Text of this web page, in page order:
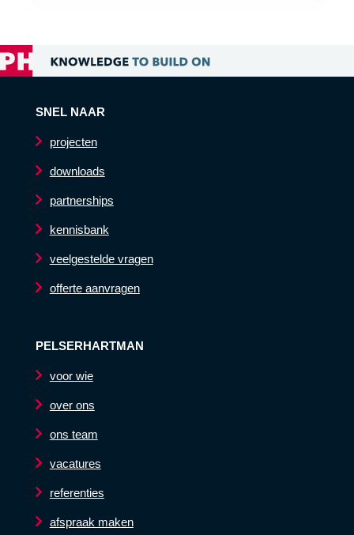
SNEL NAAR
projecten
downloads
partnerships
kennisbank
veelgestelde vragen
offerte aanvragen
PELSERHARTMAN
voor wie
over ons
ons team
vacatures
referenties
afspraak maken